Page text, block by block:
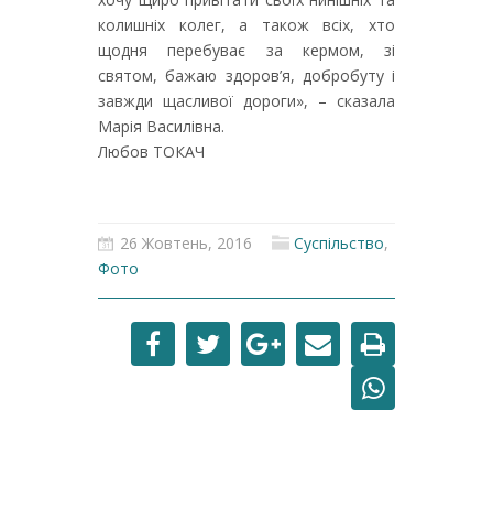
колишніх колег, а також всіх, хто
щодня перебуває за кермом, зі
святом, бажаю здоров’я, добробуту і
завжди щасливої дороги», – сказала
Марія Василівна.
Любов ТОКАЧ
26 Жовтень, 2016 Суспільство,
Фото